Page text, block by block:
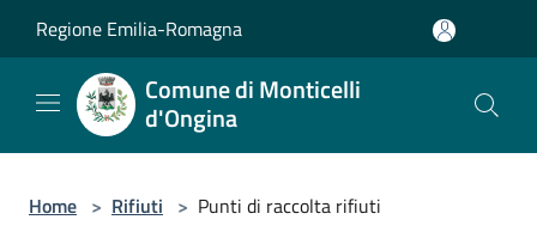
Regione Emilia-Romagna
Comune di Monticelli
d'Ongina
Home > Rifiuti > Punti di raccolta rifiuti